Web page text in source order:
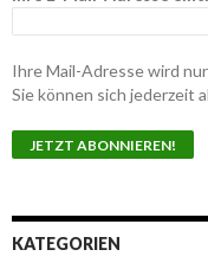
Ihre Mail-Adresse wird
Sie können sich jederzeit
KATEGORIEN